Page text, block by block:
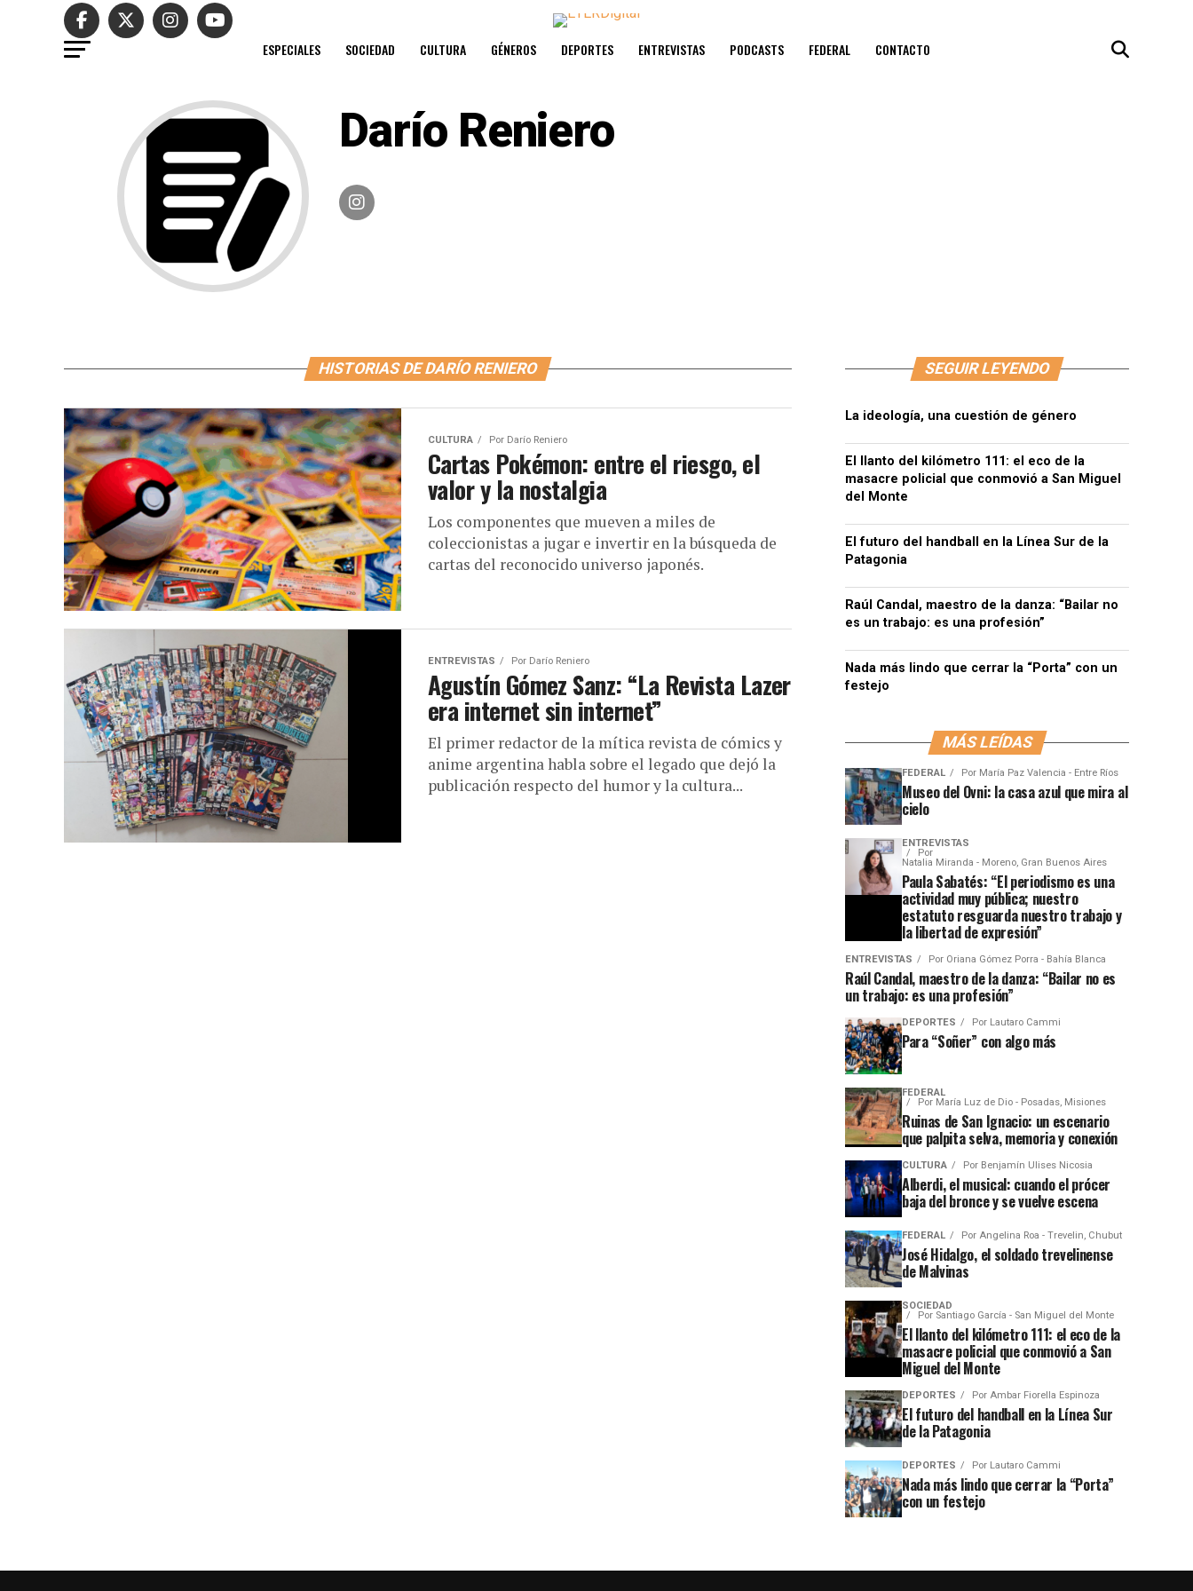
ESPECIALES SOCIEDAD CULTURA GÉNEROS DEPORTES ENTREVISTAS PODCASTS FEDERAL CONTACTO
Darío Reniero
HISTORIAS DE DARÍO RENIERO
CULTURA Por Darío Reniero
Cartas Pokémon: entre el riesgo, el
valor y la nostalgia
Los componentes que mueven a miles de
coleccionistas a jugar e invertir en la búsqueda de
cartas del reconocido universo japonés.
ENTREVISTAS Por Darío Reniero
Agustín Gómez Sanz: “La Revista Lazer
era internet sin internet”
El primer redactor de la mítica revista de cómics y
anime argentina habla sobre el legado que dejó la
publicación respecto del humor y la cultura...
SEGUIR LEYENDO
La ideología, una cuestión de género
El llanto del kilómetro 111: el eco de la
masacre policial que conmovió a San Miguel
del Monte
El futuro del handball en la Línea Sur de la
Patagonia
Raúl Candal, maestro de la danza: “Bailar no
es un trabajo: es una profesión”
Nada más lindo que cerrar la “Porta” con un
festejo
MÁS LEÍDAS
FEDERAL Por María Paz Valencia - Entre Ríos
Museo del Ovni: la casa azul que mira al
cielo
ENTREVISTAS
Por
Natalia Miranda - Moreno, Gran Buenos Aires
Paula Sabatés: “El periodismo es una
actividad muy pública; nuestro
estatuto resguarda nuestro trabajo y
la libertad de expresión”
ENTREVISTAS Por Oriana Gómez Porra - Bahía Blanca
Raúl Candal, maestro de la danza: “Bailar no es
un trabajo: es una profesión”
DEPORTES Por Lautaro Cammi
Para “Soñer” con algo más
FEDERAL
Por María Luz de Dio - Posadas, Misiones
Ruinas de San Ignacio: un escenario
que palpita selva, memoria y conexión
CULTURA Por Benjamín Ulises Nicosia
Alberdi, el musical: cuando el prócer
baja del bronce y se vuelve escena
FEDERAL Por Angelina Roa - Trevelin, Chubut
José Hidalgo, el soldado trevelinense
de Malvinas
SOCIEDAD
Por Santiago García - San Miguel del Monte
El llanto del kilómetro 111: el eco de la
masacre policial que conmovió a San
Miguel del Monte
DEPORTES Por Ambar Fiorella Espinoza
El futuro del handball en la Línea Sur
de la Patagonia
DEPORTES Por Lautaro Cammi
Nada más lindo que cerrar la “Porta”
con un festejo